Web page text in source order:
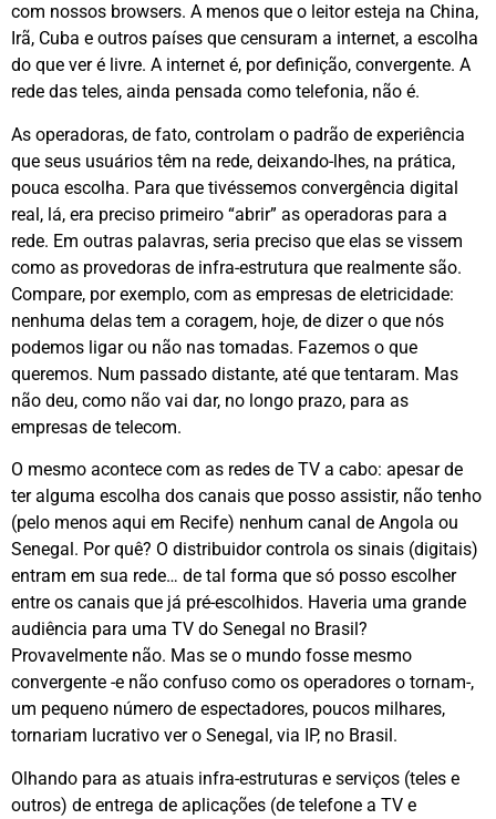
com nossos browsers. A menos que o leitor esteja na China,
Irã, Cuba e outros países que censuram a internet, a escolha
do que ver é livre. A internet é, por definição, convergente. A
rede das teles, ainda pensada como telefonia, não é.
As operadoras, de fato, controlam o padrão de experiência
que seus usuários têm na rede, deixando-lhes, na prática,
pouca escolha. Para que tivéssemos convergência digital
real, lá, era preciso primeiro “abrir” as operadoras para a
rede. Em outras palavras, seria preciso que elas se vissem
como as provedoras de infra-estrutura que realmente são.
Compare, por exemplo, com as empresas de eletricidade:
nenhuma delas tem a coragem, hoje, de dizer o que nós
podemos ligar ou não nas tomadas. Fazemos o que
queremos. Num passado distante, até que tentaram. Mas
não deu, como não vai dar, no longo prazo, para as
empresas de telecom.
O mesmo acontece com as redes de TV a cabo: apesar de
ter alguma escolha dos canais que posso assistir, não tenho
(pelo menos aqui em Recife) nenhum canal de Angola ou
Senegal. Por quê? O distribuidor controla os sinais (digitais)
entram em sua rede… de tal forma que só posso escolher
entre os canais que já pré-escolhidos. Haveria uma grande
audiência para uma TV do Senegal no Brasil?
Provavelmente não. Mas se o mundo fosse mesmo
convergente -e não confuso como os operadores o tornam-,
um pequeno número de espectadores, poucos milhares,
tornariam lucrativo ver o Senegal, via IP, no Brasil.
Olhando para as atuais infra-estruturas e serviços (teles e
outros) de entrega de aplicações (de telefone a TV e